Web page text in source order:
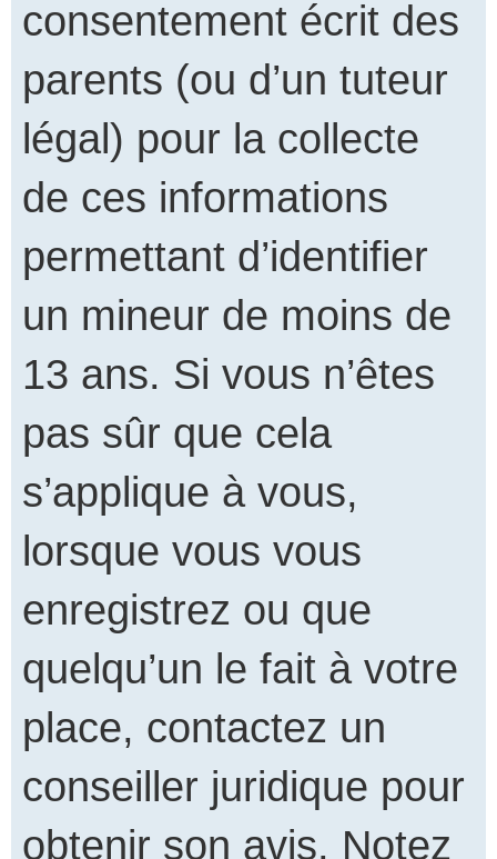
consentement écrit des
parents (ou d’un tuteur
légal) pour la collecte
de ces informations
permettant d’identifier
un mineur de moins de
13 ans. Si vous n’êtes
pas sûr que cela
s’applique à vous,
lorsque vous vous
enregistrez ou que
quelqu’un le fait à votre
place, contactez un
conseiller juridique pour
obtenir son avis. Notez